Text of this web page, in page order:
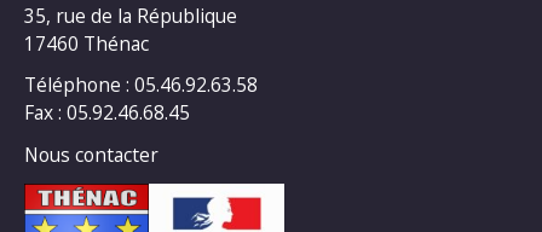
35, rue de la République
17460 Thénac
Téléphone : 05.46.92.63.58
Fax : 05.92.46.68.45
Nous contacter